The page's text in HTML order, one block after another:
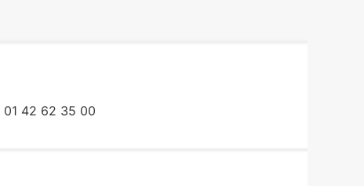
01 42 62 35 00